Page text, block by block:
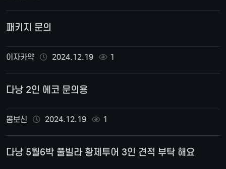
패키지 문의
이자카약 2024.12.19 1
다낭 2인 에코 문의용
몸보신 2024.12.19 1
다낭 5월6박 풀빌라 황제투어 3인 견적 부탁 해요